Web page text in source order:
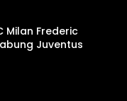
Milan Frederic
Juventus